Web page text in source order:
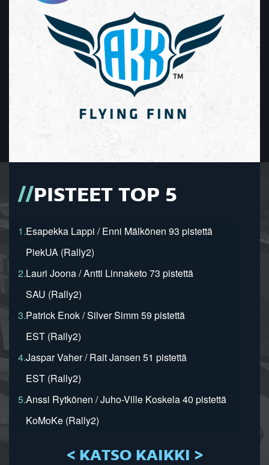
PISTEET TOP 5
1.Esapekka Lappi / Enni Mälkönen 93 pistettä
PiekUA (Rally2)
2.Lauri Joona / Antti Linnaketo 73 pistettä
SAU (Rally2)
3.Patrick Enok / Silver Simm 59 pistettä
EST (Rally2)
4.Jaspar Vaher / Rait Jansen 51 pistettä
EST (Rally2)
5.Anssi Rytkönen / Juho-Ville Koskela 40 pistettä
KoMoKe (Rally2)
< KATSO KAIKKI >